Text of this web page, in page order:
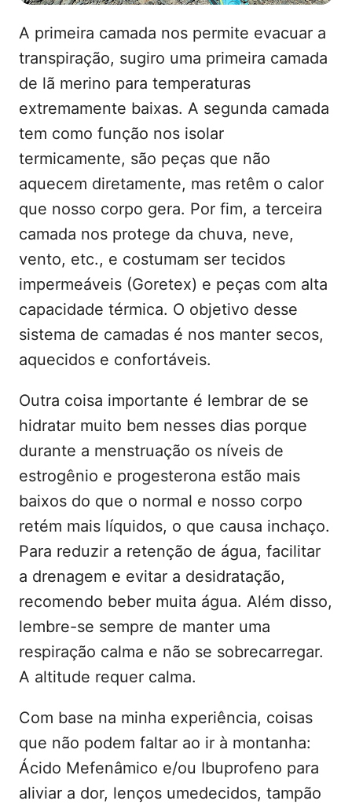
A primeira camada nos permite evacuar a
transpiração, sugiro uma primeira camada
de lã merino para temperaturas
extremamente baixas. A segunda camada
tem como função nos isolar
termicamente, são peças que não
aquecem diretamente, mas retêm o calor
que nosso corpo gera. Por fim, a terceira
camada nos protege da chuva, neve,
vento, etc., e costumam ser tecidos
impermeáveis (Goretex) e peças com alta
capacidade térmica. O objetivo desse
sistema de camadas é nos manter secos,
aquecidos e confortáveis.
Outra coisa importante é lembrar de se
hidratar muito bem nesses dias porque
durante a menstruação os níveis de
estrogênio e progesterona estão mais
baixos do que o normal e nosso corpo
retém mais líquidos, o que causa inchaço.
Para reduzir a retenção de água, facilitar
a drenagem e evitar a desidratação,
recomendo beber muita água. Além disso,
lembre-se sempre de manter uma
respiração calma e não se sobrecarregar.
A altitude requer calma.
Com base na minha experiência, coisas
que não podem faltar ao ir à montanha:
Ácido Mefenâmico e/ou Ibuprofeno para
aliviar a dor, lenços umedecidos, tampão